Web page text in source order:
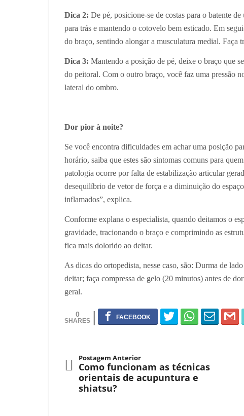
Dica 2: De pé, posicione-se de costas para o batente
para trás e mantendo o cotovelo bem esticado. Em
do braço, sentindo alongar a musculatura medial. Faça
Dica 3: Mantendo a posição de pé, deixe o braço que
do peitoral. Com o outro braço, você faz uma pressão
lateral do ombro.
Dor pior à noite?
Se você encontra dificuldades em achar uma posição
horário, saiba que estes são sintomas comuns para
patologia ocorre por falta de estabilização articular
desequilíbrio de vetor de força e a diminuição do
inflamados”, explica.
Conforme explana o especialista, quando deitamos o
gravidade, tracionando o braço e comprimindo as
fica mais dolorido ao deitar.
As dicas do ortopedista, nesse caso, são: Durma de
deitar; faça compressa de gelo (20 minutos) antes de
geral.
0
Postagem Anterior
Como funcionam as técnicas
orientais de acupuntura e
shiatsu?